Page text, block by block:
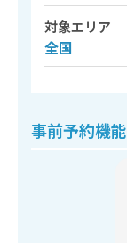
対象エリア
全国
事前予約機能